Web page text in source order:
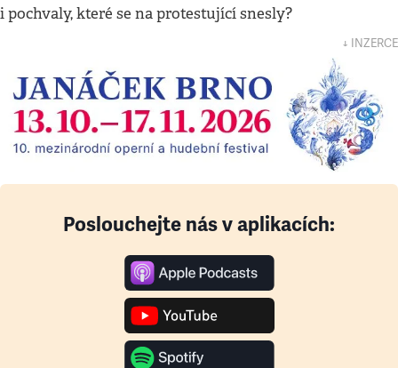
i pochvaly, které se na protestující snesly?
↓ INZERCE
Poslouchejte nás v aplikacích: